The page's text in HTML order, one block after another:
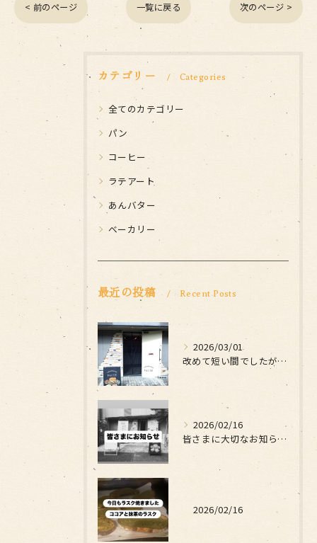
< 前のページ 一覧に戻る 次のページ >
カテゴリー Categories
全てのカテゴリー
パン
コーヒー
ラテアート
あんバター
ベーカリー
最近の投稿 Recent Posts
2026/03/01
改めて短い間でしたがお世話になりました
2026/02/16
皆さまに大切なお知らせです
2026/02/16